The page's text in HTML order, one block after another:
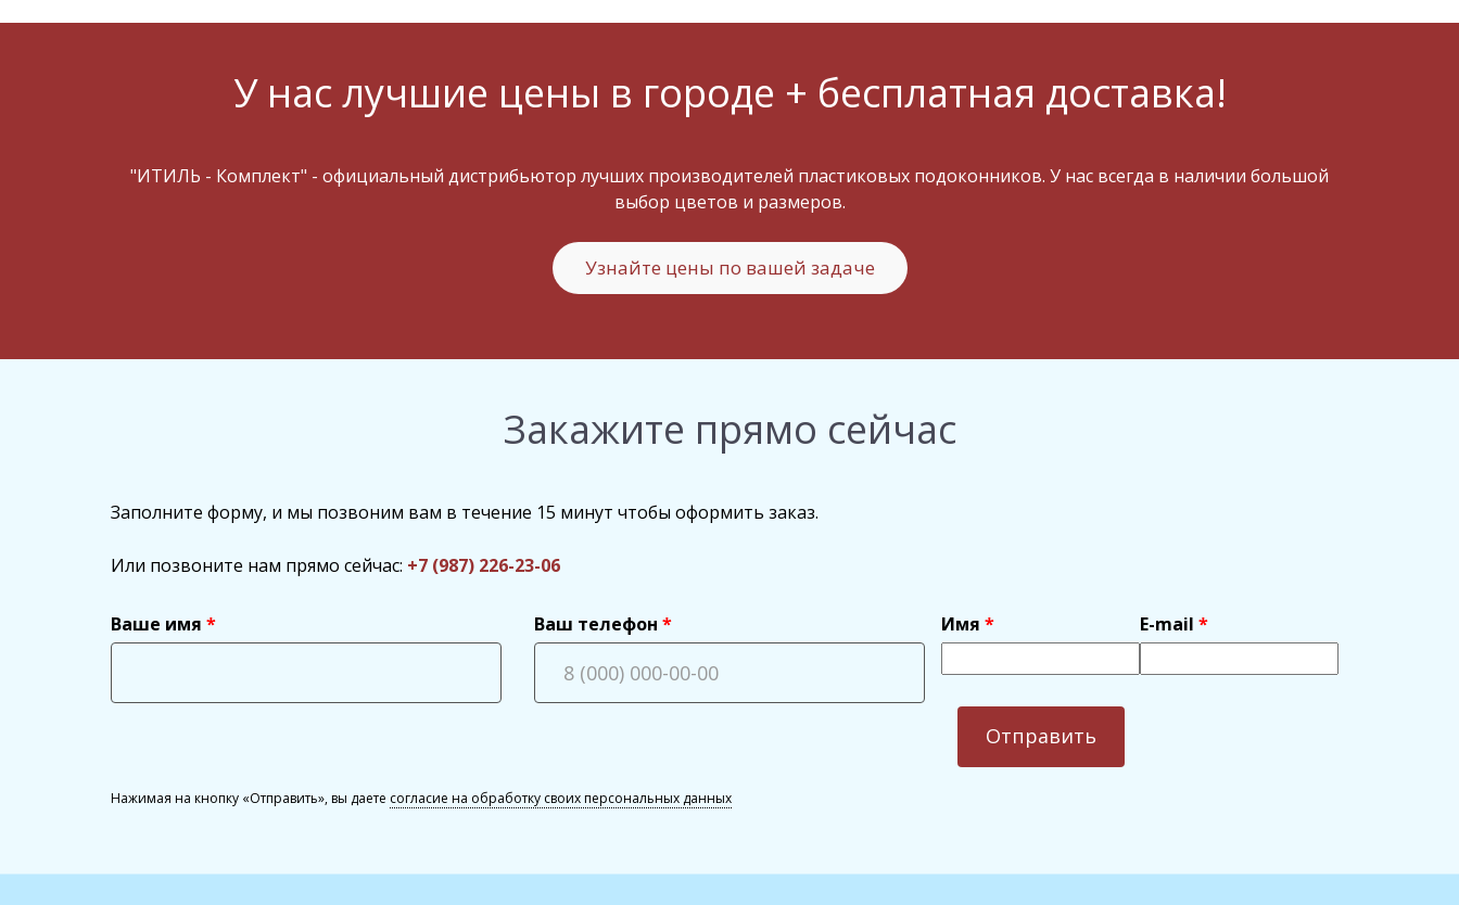
У нас лучшие цены в городе + бесплатная доставка!
"ИТИЛЬ - Комплект" - официальный дистрибьютор лучших производителей пластиковых подоконников. У нас всегда в наличии большой
выбор цветов и размеров.
Узнайте цены по вашей задаче
Закажите прямо сейчас
Заполните форму, и мы позвоним вам в течение 15 минут чтобы оформить заказ.
Или позвоните нам прямо сейчас: +7 (987) 226-23-06
Ваше имя Ваш телефон Имя E-mail
Нажимая на кнопку «Отправить», вы даете согласие на обработку своих персональных данных